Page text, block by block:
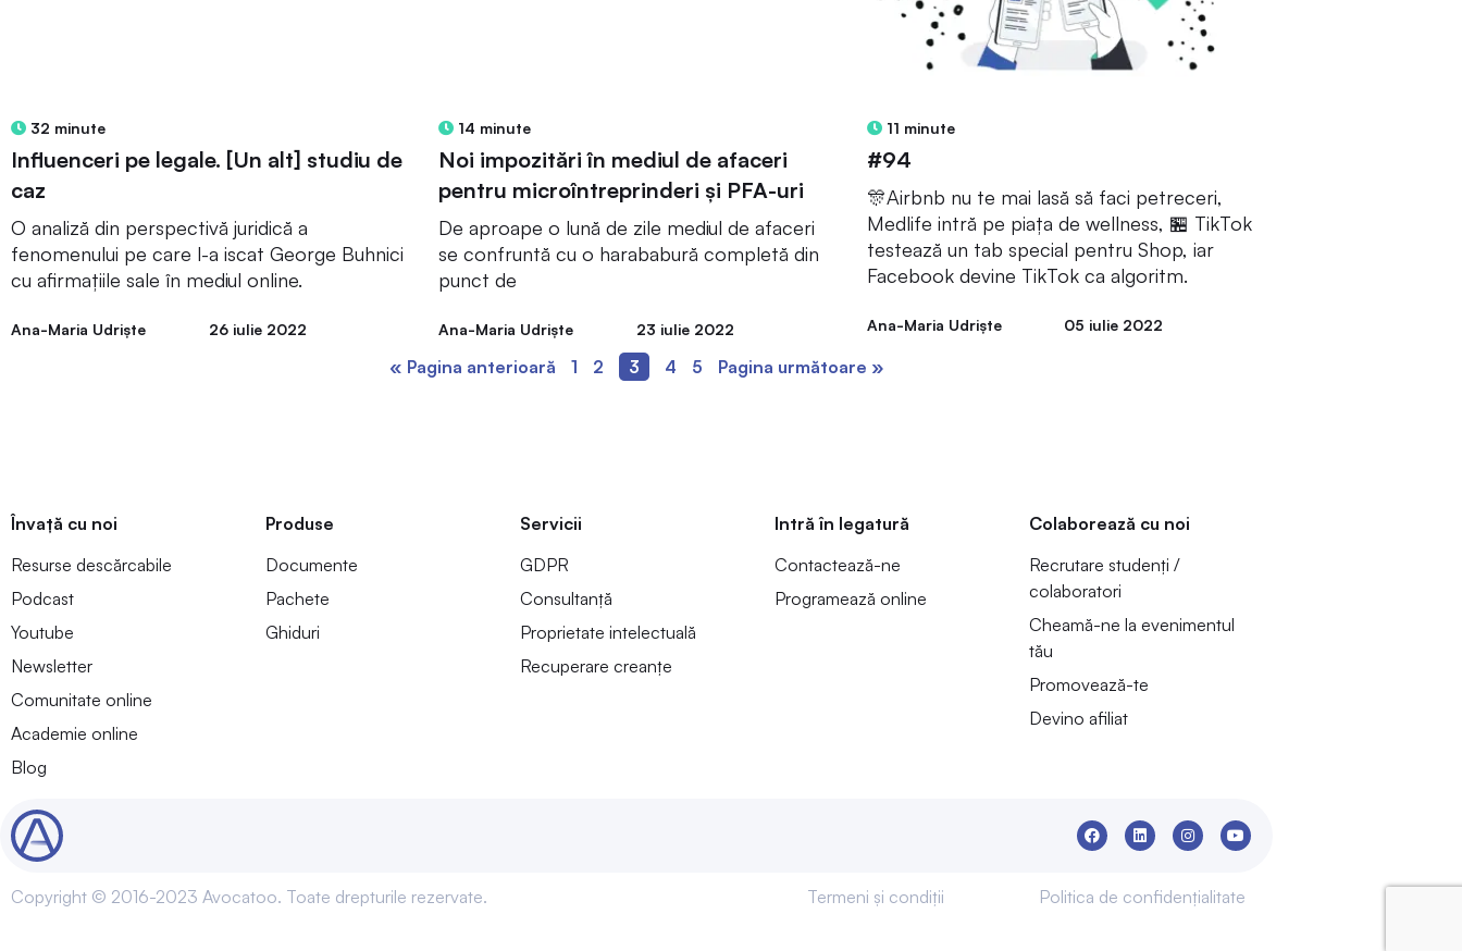
32 minute
Influenceri pe legale. [Un alt] studiu de
caz
O analiză din perspectivă juridică a
fenomenului pe care l-a iscat George Buhnici
cu afirmațiile sale în mediul online.
Ana-Maria Udriște 26 iulie 2022
14 minute
Noi impozitări în mediul de afaceri
pentru microîntreprinderi și PFA-uri
De aproape o lună de zile mediul de afaceri
se confruntă cu o harababură completă din
punct de
Ana-Maria Udriște 23 iulie 2022
11 minute
#94
🎊Airbnb nu te mai lasă să faci petreceri,
Medlife intră pe piața de wellness, 🏪 TikTok
testează un tab special pentru Shop, iar
Facebook devine TikTok ca algoritm.
Ana-Maria Udriște 05 iulie 2022
« Pagina anterioară 1 2 3 4 5 Pagina următoare »
Învață cu noi
Resurse descărcabile
Podcast
Youtube
Newsletter
Comunitate online
Academie online
Blog
Produse
Documente
Pachete
Ghiduri
Servicii
GDPR
Consultanță
Proprietate intelectuală
Recuperare creanțe
Intră în legatură
Contactează-ne
Programează online
Colaborează cu noi
Recrutare studenți /
colaboratori
Cheamă-ne la evenimentul
tău
Promovează-te
Devino afiliat
Copyright © 2016-2023 Avocatoo. Toate drepturile rezervate. Termeni și condiții Politica de confidențialitate